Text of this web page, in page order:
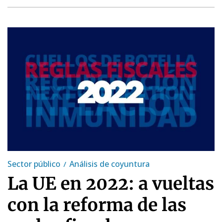
Sector público Análisis de coyuntura
La UE en 2022: a vueltas
con la reforma de las